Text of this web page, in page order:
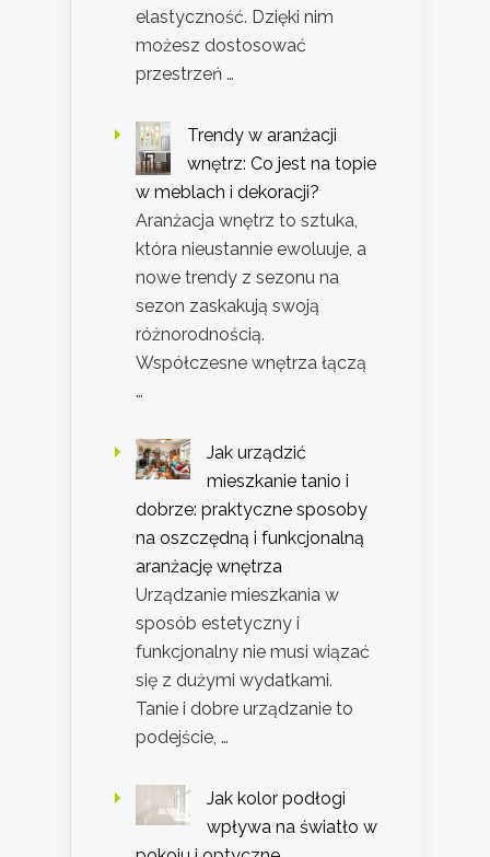
elastyczność. Dzięki nim
możesz dostosować
przestrzeń …
Trendy w aranżacji
wnętrz: Co jest na topie
w meblach i dekoracji?
Aranżacja wnętrz to sztuka,
która nieustannie ewoluuje, a
nowe trendy z sezonu na
sezon zaskakują swoją
różnorodnością.
Współczesne wnętrza łączą
…
Jak urządzić
mieszkanie tanio i
dobrze: praktyczne sposoby
na oszczędną i funkcjonalną
aranżację wnętrza
Urządzanie mieszkania w
sposób estetyczny i
funkcjonalny nie musi wiązać
się z dużymi wydatkami.
Tanie i dobre urządzanie to
podejście, …
Jak kolor podłogi
wpływa na światło w